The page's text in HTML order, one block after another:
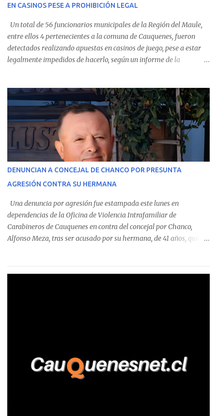
evolución favorable. No obstante, alrededo...
EN CASINOS PESE A PROHIBICIÓN LEGAL
Un total de 56 funcionarios municipales de la Región del Maule,
entre ellos 4 pertenecientes a la comuna de Cauquenes, fueron
detectados realizando apuestas en casinos de juego, pese a estar
legalmente impedidos de hacerlo, según un informe de la
estableció que estos funcionarios —quienes administran o
custodian fondos públicos— efectuaron transacciones por un
monto total de $116.075.918 entre enero de 2024 y junio de 2025.
En el detalle regional, se indica que en la comuna de Cauquenes se
identificó a cuatro funcionarios involucrados en este tipo de
operaciones. Asimismo, se precisa que uno de los casos
corresponde a un funcionario de la Municipalidad de Chanco,
detectaron incumplimientos a la normativa vigente. El informe
precisa que la mayor cantidad de dinero apostado se registró en
Talca, donde...
DENUNCIAN A CONCEJAL DE CHANCO POR PRESUNTA
AGRESIÓN CONTRA SU HERMANA
Una denuncia por agresión fue estampada este lunes en
dependencias de la Oficina de Violencia Intrafamiliar de
Carabineros de Cauquenes en contra del concejal por Chanco,
Alfonso Meza, tras ser acusado por su hermana, de 41 años, quien
relató que los hechos ocurrieron cerca de las 11:30 horas en el
trabajadores, el edil descendió del vehículo y, en medio de la
confrontación, la habría tomado de los hombros, empujado al
suelo y agredido con golpes de pies y manos, mientr...